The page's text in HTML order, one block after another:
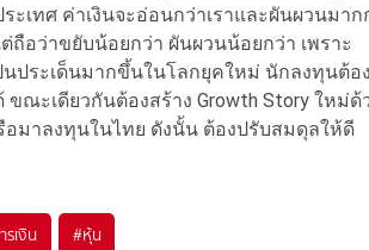
ะเทศ ค่าเงินจะอ่อนกว่าเราและผันผวนมาก
ถือว่าขยับน้อยกว่า ผันผวนน้อยกว่า เพราะ
นประเด็นมากขึ้นในโลกยุคใหม่ นักลงทุนต้อ
ณะเดียวกันต้องสร้าง Growth Story ใหม่ด้
อมาลงทุนในไทย ดังนั้น ต้องปรับสมดุลให้ดี
รเงิน #หุ้น